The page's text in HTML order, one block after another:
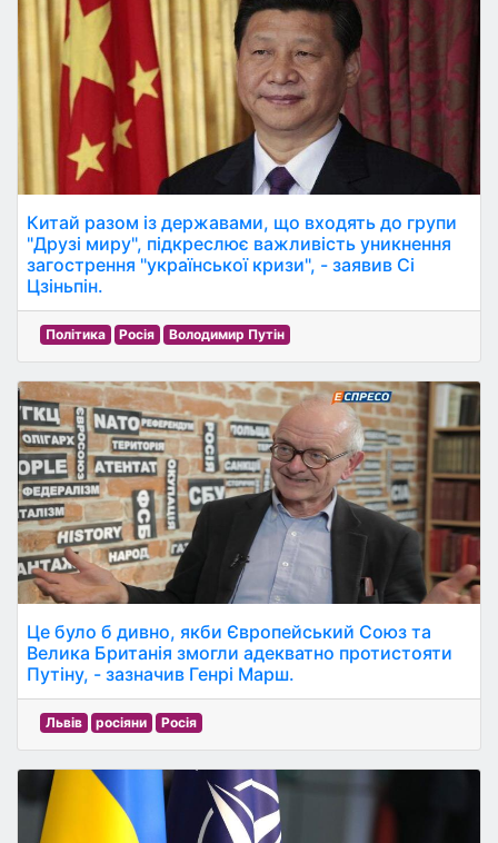
Китай разом із державами, що входять до групи
"Друзі миру", підкреслює важливість уникнення
загострення "української кризи", - заявив Сі
Цзіньпін.
Політика Росія Володимир Путін
Це було б дивно, якби Європейський Союз та
Велика Британія змогли адекватно протистояти
Путіну, - зазначив Генрі Марш.
Львів росіяни Росія